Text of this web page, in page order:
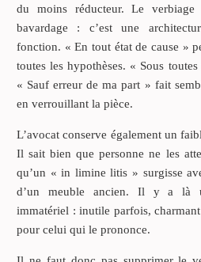
du moins réducteur. Le verbiage
bavardage : c’est une
fonction. « En tout état de cause »
toutes les hypothèses. « Sous
« Sauf erreur de ma part » fait
en verrouillant la pièce.
L’avocat conserve également un
Il sait bien que personne ne les
qu’un « in limine litis » surgisse
d’un meuble ancien. Il y a là
immatériel : inutile parfois,
pour celui qui le prononce.